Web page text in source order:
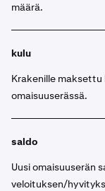
määrä.
kulu
Krakenille maksettu
omaisuuserässä.
saldo
Uusi omaisuuserän
veloituksen/